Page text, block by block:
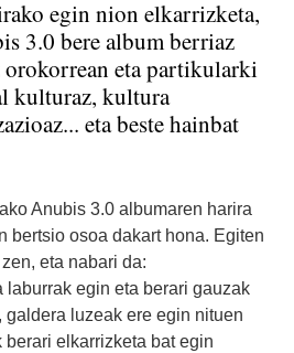
egin nion elkarrizketa,
3.0 bere album berriaz
eta partikularki
kulturaz, kultura
eta beste hainbat
Anubis 3.0 albumaren harira
bertsio osoa dakart hona. Egiten
eta nabari da:
egin eta berari gauzak
luzeak ere egin nituen
elkarrizketa bat egin